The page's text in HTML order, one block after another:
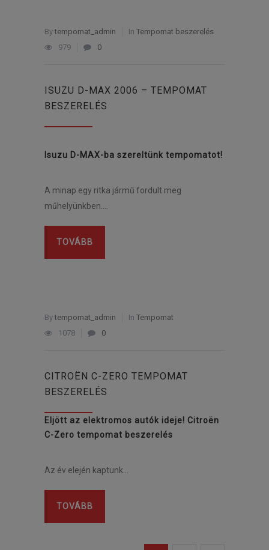
Bytempomat_admin In Tempomat beszerelés
979
0
ISUZU D-MAX 2006 – TEMPOMAT
BESZERELÉS
Isuzu D-MAX-ba szereltünk tempomatot!
A minap egy ritka jármű fordult meg
műhelyünkben….
TOVÁBB
Bytempomat_admin In Tempomat
1078
0
CITROËN C-ZERO TEMPOMAT
BESZERELÉS
Eljött az elektromos autók ideje! Citroën
C-Zero tempomat beszerelés
Az év elején kaptunk…
TOVÁBB